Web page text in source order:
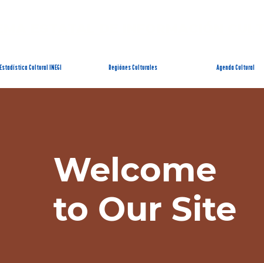
Estadística Cultural INEGI Regiónes Culturales Agenda Cultural
Welcome
to Our Site